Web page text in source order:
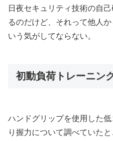
日夜セキュリティ技術の自
るのだけど、それって他人
いう気がしてならない。
初動負荷トレーニン
ハンドグリップを使用した
り握力について調べていたと